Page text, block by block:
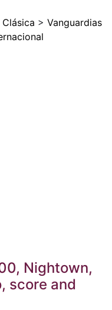
Clásica > Vanguardias
Nightown,
score and